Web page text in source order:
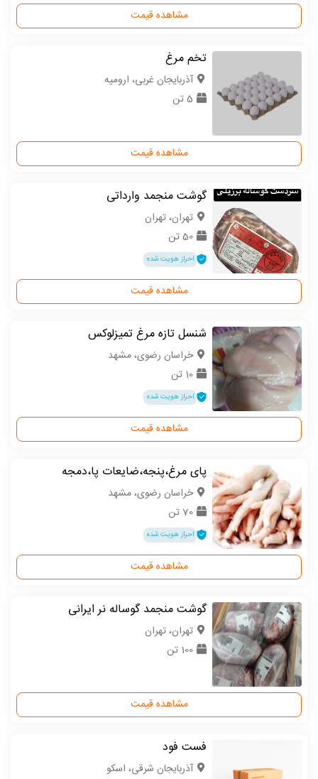
مشاهده قیمت
تخم مرغ
آذربایجان غربی، ارومیه
5 تن
مشاهده قیمت
گوشت منجمد وارداتی
تهران، تهران
50 تن
احراز هویت شده
مشاهده قیمت
شنسل تازه مرغ تمیزلوکس
خراسان رضوی، مشهد
10 تن
احراز هویت شده
مشاهده قیمت
پای مرغ،پنجه،ضایعات پا،دمجه
خراسان رضوی، مشهد
70 تن
احراز هویت شده
مشاهده قیمت
گوشت منجمد گوساله نر ایرانی
تهران، تهران
100 تن
مشاهده قیمت
فست فود
آذربایجان شرقی، اسکو